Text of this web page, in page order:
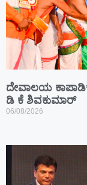
ದೇವಾಲಯ
ಡಿ ಕೆ ಶಿವಕುಮಾರ್
06/08/2026